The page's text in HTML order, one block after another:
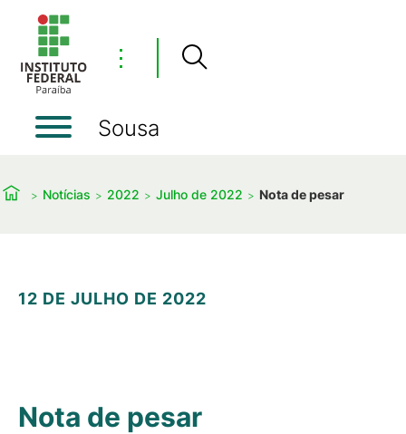
⋮
Sousa
Notícias 2022 Julho de 2022 Nota de pesar
12 DE JULHO DE 2022
Nota de pesar